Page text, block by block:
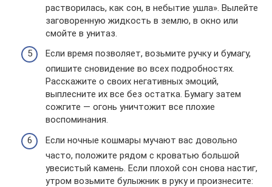
растворилась, как сон, в небытие ушла». Вылейте
заговоренную жидкость в землю, в окно или
смойте в унитаз.
Если время позволяет, возьмите ручку и бумагу,
опишите сновидение во всех подробностях.
Расскажите о своих негативных эмоций,
выплесните их все без остатка. Бумагу затем
сожгите — огонь уничтожит все плохие
воспоминания.
Если ночные кошмары мучают вас довольно
часто, положите рядом с кроватью большой
увесистый камень. Если плохой сон снова настиг,
утром возьмите булыжник в руку и произнесите: